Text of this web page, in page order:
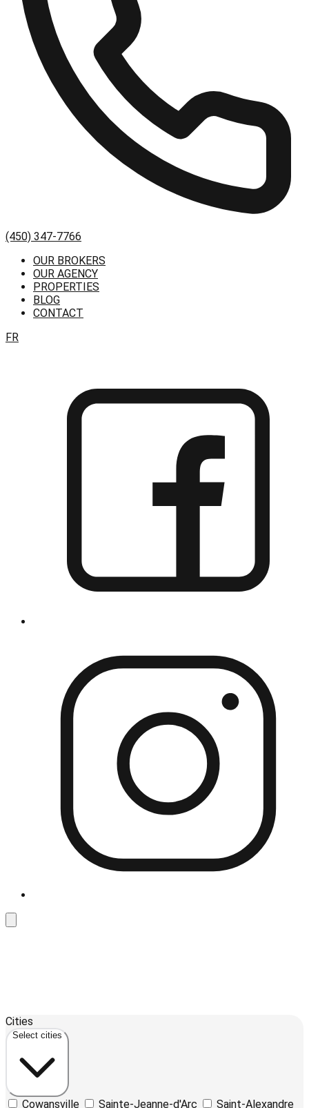
(450) 347-7766
OUR BROKERS
OUR AGENCY
PROPERTIES
BLOG
CONTACT
FR
+
−
Cities
Select cities
Cowansville Sainte-Jeanne-d'Arc Saint-Alexandre